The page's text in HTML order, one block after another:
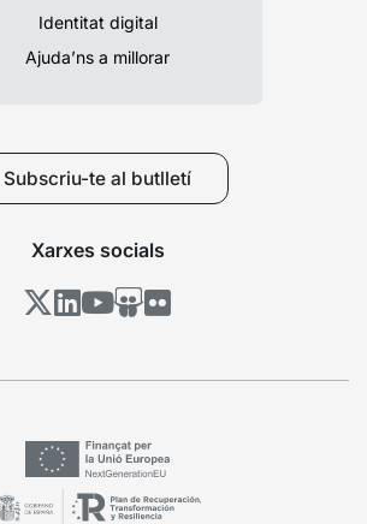
Identitat digital
Ajuda’ns a millorar
Subscriu-te al butlletí
Xarxes socials